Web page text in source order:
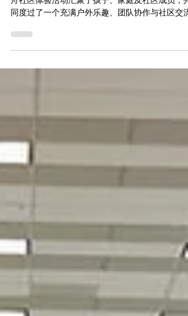
同度过了一个充满户外乐趣、团队协作与社区交流
星在多伦多成熟龙舟项目的理念，致力于营造一个
友好、开放、包容的环境，让不同年龄和背景的参
舟体验，更是一个提升自信、结识新朋友、与家人
共享户外美好时光的宝贵机会。 作为 NAAW 2026
放、多元、包容社区空间的重要意义。这些空间不
健康、积极的生活方式，让更多家庭感受到社区活
动带来的归属感与活力。 北极星衷心感谢所有志愿